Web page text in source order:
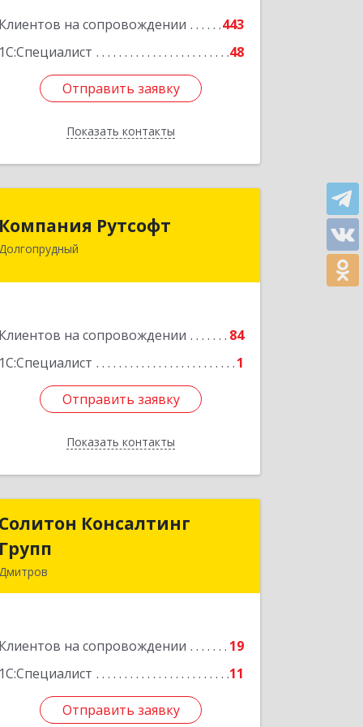
Клиентов на сопровождении
443
1С:Специалист
48
Отправить заявку
Показать контакты
Отправить заявку
Назад
Компания Рутсофт
Долгопрудный
Клиентов на сопровождении
84
1С:Специалист
1
Отправить заявку
Показать контакты
Компания Рутсофт
Подробнее
Отправить заявку
Назад
Солитон Консалтинг
Групп
Клиентов на сопровождении
19
1С:Специалист
11
Отправить заявку
Солитон Консалтинг
Подробнее
Отправить заявку